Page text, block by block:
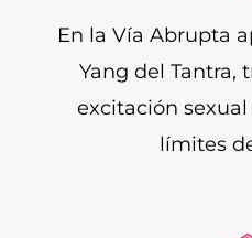
En la Vía Abrupta
Yang del Tantra,
excitación
límites